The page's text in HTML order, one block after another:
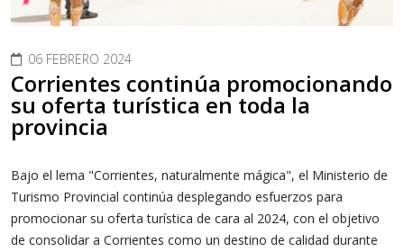
06 FEBRERO 2024
Corrientes continúa promocionando
su oferta turística en toda la
provincia
Bajo el lema "Corrientes, naturalmente mágica", el Ministerio de
Turismo Provincial continúa desplegando esfuerzos para
promocionar su oferta turística de cara al 2024, con el objetivo
de consolidar a Corrientes como un destino de calidad durante